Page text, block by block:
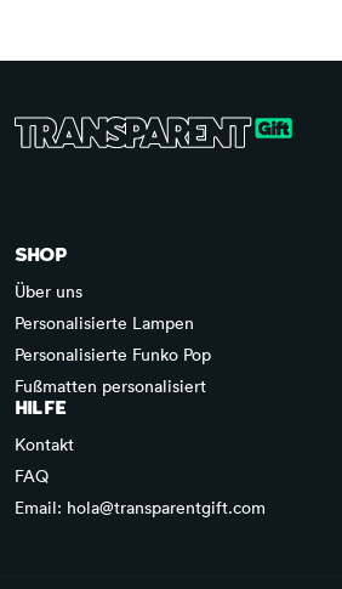
SHOP
Über uns
Personalisierte Lampen
Personalisierte Funko Pop
Fußmatten personalisiert
HILFE
Kontakt
FAQ
Email: hola@transparentgift.com